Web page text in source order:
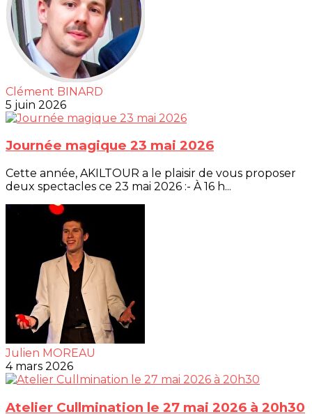
Clément BINARD
5 juin 2026
Journée magique 23 mai 2026
Cette année, AKILTOUR a le plaisir de vous proposer
deux spectacles ce 23 mai 2026 :- À 16 h...
Julien MOREAU
4 mars 2026
Atelier Cullmination le 27 mai 2026 à 20h30